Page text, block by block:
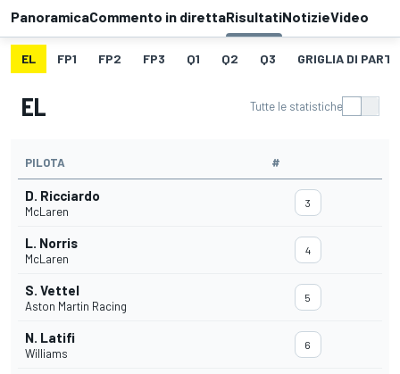
PanoramicaCommento in direttaRisultatiNotizieVideo
EL FP1 FP2 FP3 Q1 Q2 Q3 GRIGLIA DI
EL Tutte le statistiche
PILOTA #
D. Ricciardo
McLaren
3
L. Norris
McLaren
4
S. Vettel
Aston Martin Racing
5
N. Latifi
Williams
6